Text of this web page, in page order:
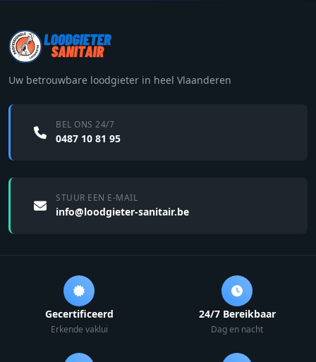
Uw betrouwbare loodgieter in heel Vlaanderen
BEL ONS 24/7
0487 10 81 95
STUUR EEN E-MAIL
info@loodgieter-sanitair.be
Gecertificeerd
Erkende vaklui
24/7 Bereikbaar
Dag en nacht